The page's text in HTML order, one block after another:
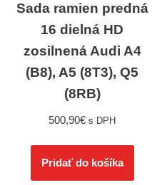
Sada ramien predná
16 dielná HD
zosilnená Audi A4
(B8), A5 (8T3), Q5
(8RB)
500,90€ s DPH
Pridať do košíka